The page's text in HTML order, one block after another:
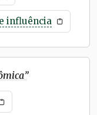
influência
”